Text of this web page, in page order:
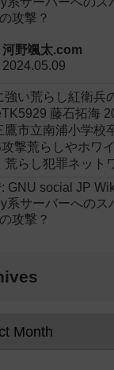
攻撃？
河野颯太.com
2024.05.09
強い荒らし紅衛兵
藤石拓海
市立南浦小学校
撃荒らしやホワ
荒らし犯罪ネット
GNU social JP
系サーバーへのス
攻撃？